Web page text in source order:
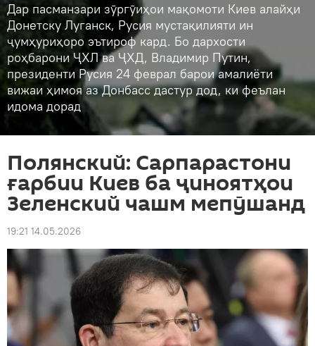
Дар пасманзари зӯргӯиҳои мақомоти Киев алайҳи
Донетску Луганск, Русия мустақилияти ин
ҷумҳуриҳоро эътироф кард. Бо дархости
роҳбарони ҶХЛ ва ҶХД, Владимир Путин,
президенти Русия 24 феврал барои амалиёти
вижаи ҳимоя аз Донбасс дастур дод, ки феълан
идома дорад
Полянский: Сарпарастони
ғарбии Киев ба ҷиноятҳои
Зеленский чашм мепӯшанд
19:21 14.05.2026